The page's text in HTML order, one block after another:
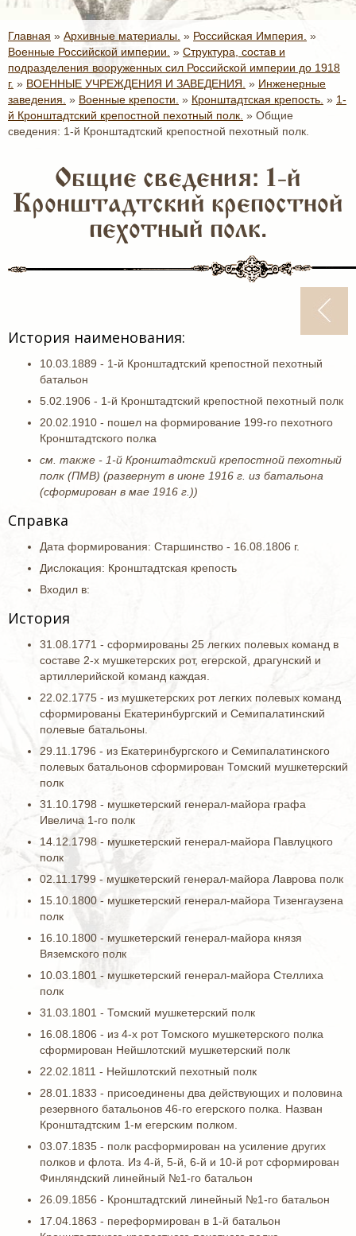
Главная » Архивные материалы. » Российская Империя. »
Военные Российской империи. » Структура, состав и
подразделения вооруженных сил Российской империи до 1918
г. » ВОЕННЫЕ УЧРЕЖДЕНИЯ И ЗАВЕДЕНИЯ. » Инженерные
заведения. » Военные крепости. » Кронштадтская крепость. » 1-
й Кронштадтский крепостной пехотный полк. » Общие
сведения: 1-й Кронштадтский крепостной пехотный полк.
Общие сведения: 1-й
Кронштадтский крепостной
пехотный полк.
История наименования:
10.03.1889 - 1-й Кронштадтский крепостной пехотный
батальон
5.02.1906 - 1-й Кронштадтский крепостной пехотный полк
20.02.1910 - пошел на формирование 199-го пехотного
Кронштадтского полка
см. также - 1-й Кронштадтский крепостной пехотный
полк (ПМВ) (развернут в июне 1916 г. из батальона
(сформирован в мае 1916 г.))
Справка
Дата формирования: Старшинство - 16.08.1806 г.
Дислокация: Кронштадтская крепость
Входил в:
История
31.08.1771 - сформированы 25 легких полевых команд в
составе 2-х мушкетерских рот, егерской, драгунский и
артиллерийской команд каждая.
22.02.1775 - из мушкетерских рот легких полевых команд
сформированы Екатеринбургский и Семипалатинский
полевые батальоны.
29.11.1796 - из Екатеринбургского и Семипалатинского
полевых батальонов сформирован Томский мушкетерский
полк
31.10.1798 - мушкетерский генерал-майора графа
Ивелича 1-го полк
14.12.1798 - мушкетерский генерал-майора Павлуцкого
полк
02.11.1799 - мушкетерский генерал-майора Лаврова полк
15.10.1800 - мушкетерский генерал-майора Тизенгаузена
полк
16.10.1800 - мушкетерский генерал-майора князя
Вяземского полк
10.03.1801 - мушкетерский генерал-майора Стеллиха
полк
31.03.1801 - Томский мушкетерский полк
16.08.1806 - из 4-х рот Томского мушкетерского полка
сформирован Нейшлотский мушкетерский полк
22.02.1811 - Нейшлотский пехотный полк
28.01.1833 - присоединены два действующих и половина
резервного батальонов 46-го егерского полка. Назван
Кронштадтским 1-м егерским полком.
03.07.1835 - полк расформирован на усиление других
полков и флота. Из 4-й, 5-й, 6-й и 10-й рот сформирован
Финляндский линейный №1-го батальон
26.09.1856 - Кронштадтский линейный №1-го батальон
17.04.1863 - переформирован в 1-й батальон